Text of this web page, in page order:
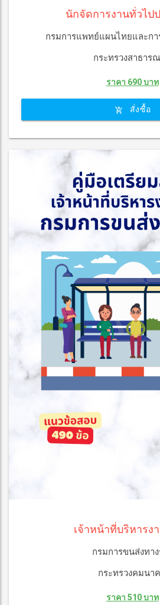
นักจัดการงานทั่วไป
กรมการแพทย์แผนไทยและกา
กระทรวงสาธาร
ราคา 690 บาท
สั่งซื้อ
เจ้าหน้าที่บริหารง
กรมการขนส่งทาง
กระทรวงคมนา
ราคา 510 บาท